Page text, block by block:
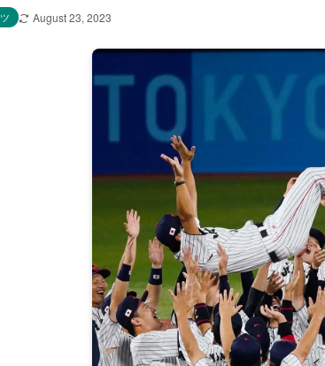
August 23, 2023